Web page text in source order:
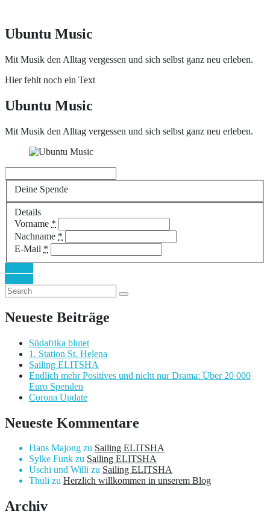
Ubuntu Music
Mit Musik den Alltag vergessen und sich selbst ganz neu erleben.
Hier fehlt noch ein Text
Ubuntu Music
Mit Musik den Alltag vergessen und sich selbst ganz neu erleben.
Deine Spende
Details
Vorname *
Nachname *
E-Mail *
Neueste Beiträge
Südafrika blutet
1. Station St. Helena
Sailing ELITSHA
Endlich mehr Positives und nicht nur Drama: Über 20 000
Euro Spenden
Corona Update
Neueste Kommentare
Hans Majong zu Sailing ELITSHA
Sylke Funk zu Sailing ELITSHA
Uschi und Willi zu Sailing ELITSHA
Thuli zu Herzlich willkommen in unserem Blog
Archiv